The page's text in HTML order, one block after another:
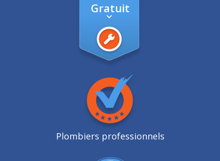
Gratuit
Plombiers professionnels